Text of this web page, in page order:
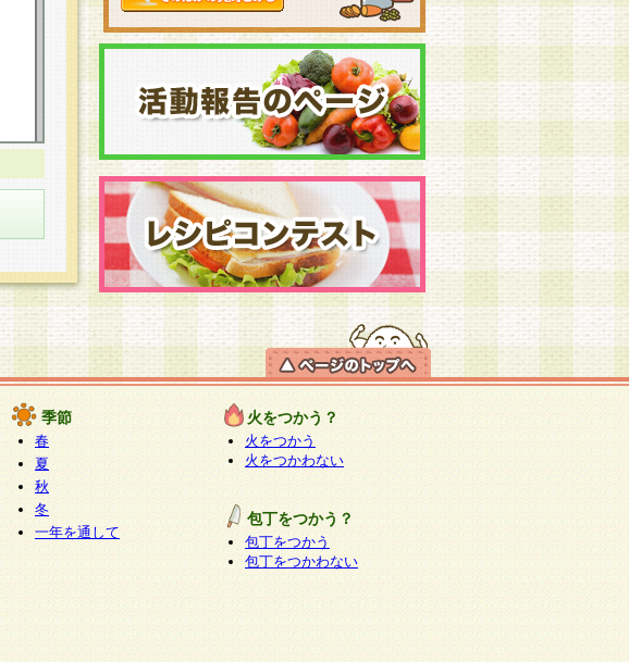
季節
春
夏
秋
冬
一年を通して
火をつかう？
火をつかう
火をつかわない
包丁をつかう？
包丁をつかう
包丁をつかわない